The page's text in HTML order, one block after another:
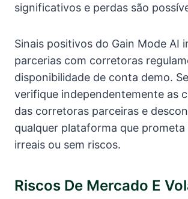
significativos e perdas são
Sinais positivos do Gain Mode AI
parcerias com corretoras
disponibilidade de conta demo.
verifique independentemente as
das corretoras parceiras e
qualquer plataforma que
irreais ou sem riscos.
Riscos De Mercado E